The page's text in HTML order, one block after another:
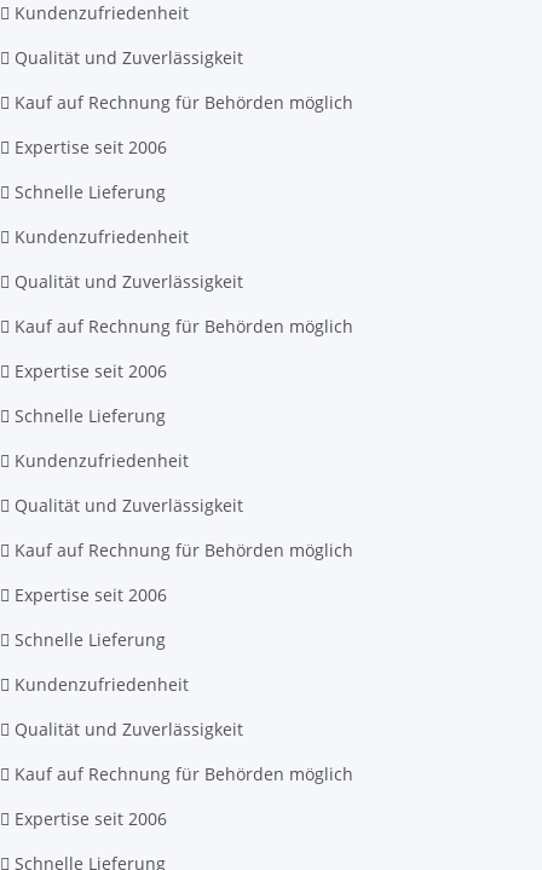
Kundenzufriedenheit
Qualität und Zuverlässigkeit
Kauf auf Rechnung für Behörden möglich
Expertise seit 2006
Schnelle Lieferung
Kundenzufriedenheit
Qualität und Zuverlässigkeit
Kauf auf Rechnung für Behörden möglich
Expertise seit 2006
Schnelle Lieferung
Kundenzufriedenheit
Qualität und Zuverlässigkeit
Kauf auf Rechnung für Behörden möglich
Expertise seit 2006
Schnelle Lieferung
Kundenzufriedenheit
Qualität und Zuverlässigkeit
Kauf auf Rechnung für Behörden möglich
Expertise seit 2006
Schnelle Lieferung